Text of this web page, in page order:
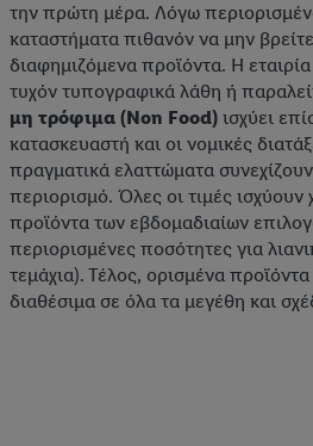
την πρώτη μέρα. Λόγω
καταστήματα πιθανόν να μην
διαφημιζόμενα προϊόντα. Η
τυχόν τυπογραφικά λάθη ή
μη τρόφιμα (Non Food) ισχύει
κατασκευαστή και οι νομικές
πραγματικά ελαττώματα
περιορισμό. Όλες οι τιμές ισχύουν
προϊόντα των εβδομαδιαίων
περιορισμένες ποσότητες για
τεμάχια). Τέλος, ορισμένα
διαθέσιμα σε όλα τα μεγέθη και